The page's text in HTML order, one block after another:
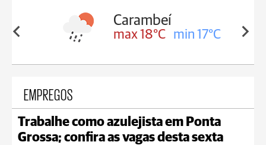
18°C
Carambeí
max 18°C min 17°C
EMPREGOS
Trabalhe como azulejista em Ponta
Grossa; confira as vagas desta sexta